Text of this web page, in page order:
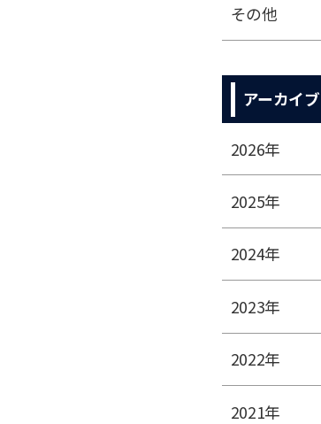
その他
アーカイブ
2026年
2025年
2024年
2023年
2022年
2021年